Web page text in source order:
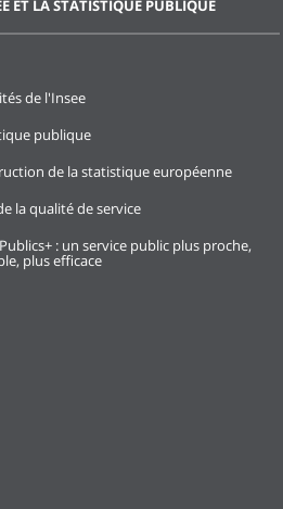
ET LA STATISTIQUE PUBLIQUE
de l'Insee
publique
de la statistique européenne
la qualité de service
: un service public plus proche,
plus efficace